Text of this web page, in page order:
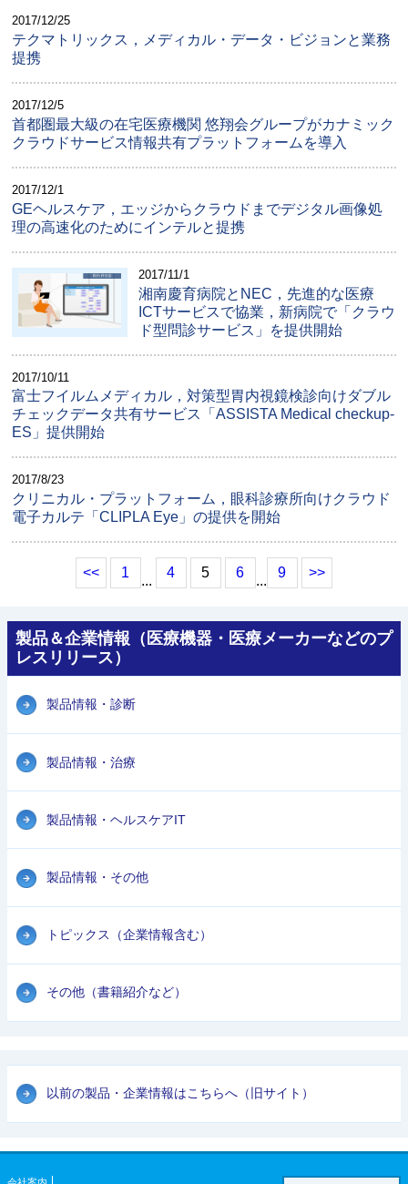
2017/12/25
テクマトリックス，メディカル・データ・ビジョンと業務
提携
2017/12/5
首都圏最大級の在宅医療機関 悠翔会グループがカナミック
クラウドサービス情報共有プラットフォームを導入
2017/12/1
GEヘルスケア，エッジからクラウドまでデジタル画像処
理の高速化のためにインテルと提携
2017/11/1
湘南慶育病院とNEC，先進的な医療
ICTサービスで協業，新病院で「クラウ
ド型問診サービス」を提供開始
2017/10/11
富士フイルムメディカル，対策型胃内視鏡検診向けダブル
チェックデータ共有サービス「ASSISTA Medical checkup-
ES」提供開始
2017/8/23
クリニカル・プラットフォーム，眼科診療所向けクラウド
電子カルテ「CLIPLA Eye」の提供を開始
<< 1
...
4 5 6
...
9 >>
製品＆企業情報（医療機器・医療メーカーなどのプ
レスリリース）
製品情報・診断
製品情報・治療
製品情報・ヘルスケアIT
製品情報・その他
トピックス（企業情報含む）
その他（書籍紹介など）
以前の製品・企業情報はこちらへ（旧サイト）